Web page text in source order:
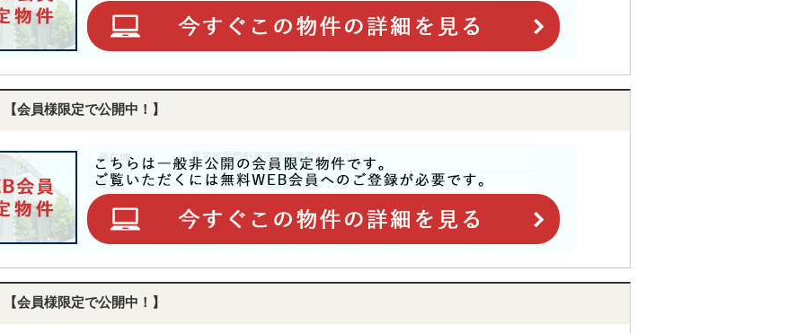
【会員様限定で公開中！】
【会員様限定で公開中！】